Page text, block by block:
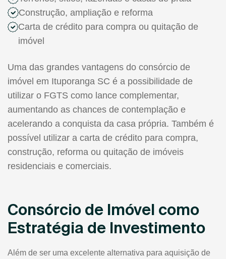
Construção, ampliação e reforma
Carta de crédito para compra ou quitação de
imóvel
Uma das grandes vantagens do consórcio de
imóvel em Ituporanga SC é a possibilidade de
utilizar o FGTS como lance complementar,
aumentando as chances de contemplação e
acelerando a conquista da casa própria. Também é
possível utilizar a carta de crédito para compra,
construção, reforma ou quitação de imóveis
residenciais e comerciais.
Consórcio de Imóvel como
Estratégia de Investimento
Além de ser uma excelente alternativa para aquisição de